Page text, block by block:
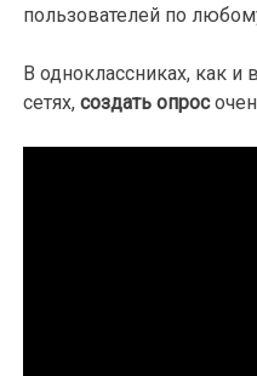
пользователей по
В одноклассниках, как и
сетях,создать опрос